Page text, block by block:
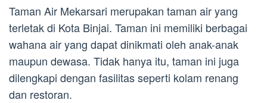
Taman Air Mekarsari merupakan taman air yang
terletak di Kota Binjai. Taman ini memiliki berbagai
wahana air yang dapat dinikmati oleh anak-anak
maupun dewasa. Tidak hanya itu, taman ini juga
dilengkapi dengan fasilitas seperti kolam renang
dan restoran.